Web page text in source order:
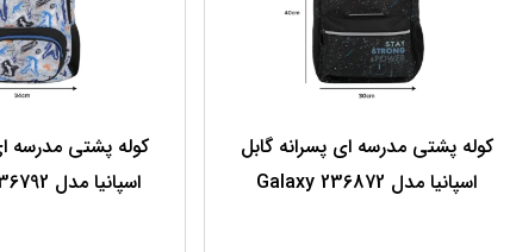
کوله پشتی مدرسه ای پسرانه گابل
اسپانیا مدل 236872 Galaxy
کوله پشتی مدرسه
اسپانیا مدل 236792 Freedom